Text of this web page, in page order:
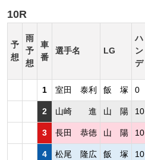
10R
予
想
雨
予
想
車
番
選手名 LG
ハ
ン
デ
1 室田 泰利 飯 塚 0
2 山崎 進 山 陽 10
3 長田 恭徳 山 陽 10
4 松尾 隆広 飯 塚 10